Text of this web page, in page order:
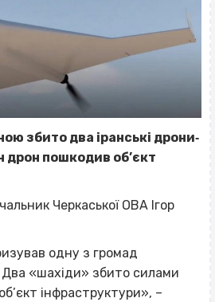
збито два іранські дрони‐
дрон пошкодив об’єкт
Черкаської ОВА Ігор
одну з громад
Два «шахіди» збито силами
інфраструктури», –